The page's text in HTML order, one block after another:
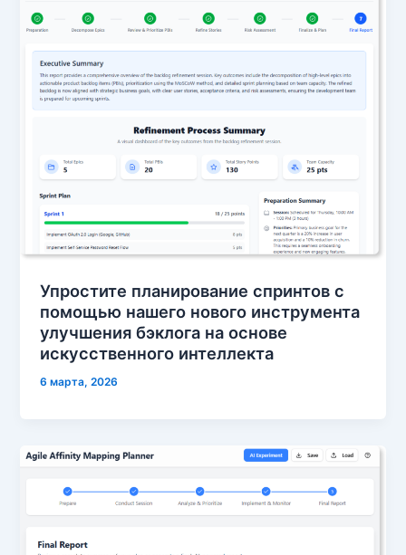
Упростите планирование спринтов с
помощью нашего нового инструмента
улучшения бэклога на основе
искусственного интеллекта
6 марта, 2026